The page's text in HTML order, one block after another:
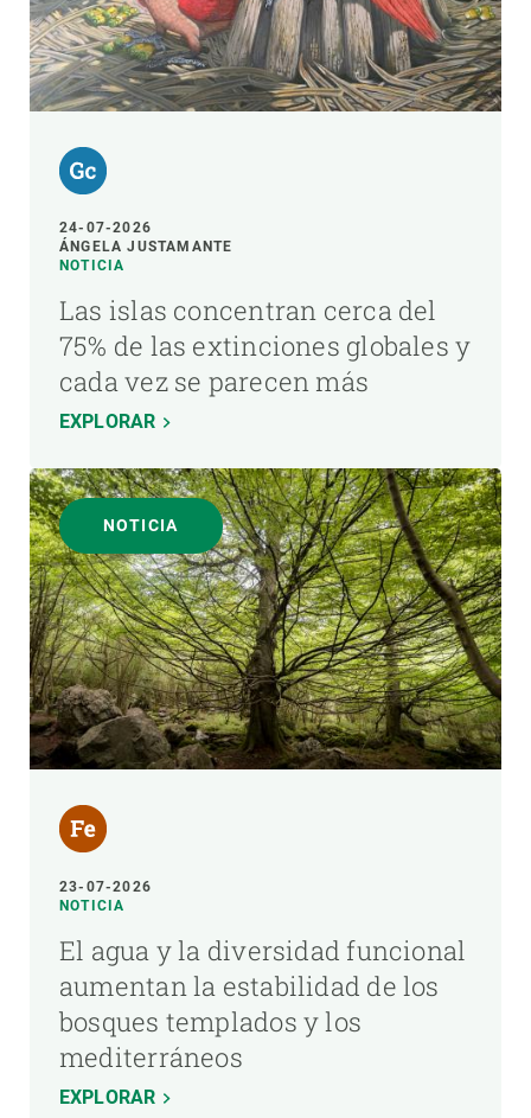
24-07-2026
ÁNGELA JUSTAMANTE
NOTICIA
Las islas concentran cerca del
75% de las extinciones globales y
cada vez se parecen más
EXPLORAR
NOTICIA
23-07-2026
NOTICIA
El agua y la diversidad funcional
aumentan la estabilidad de los
bosques templados y los
mediterráneos
EXPLORAR